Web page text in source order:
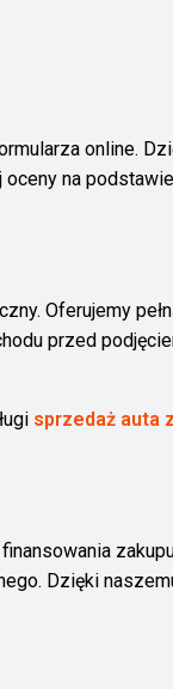
online.
na
Oferujemy
przed
sprzedaż auta
Dzięki